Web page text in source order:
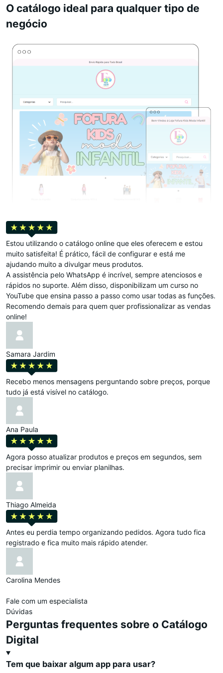
O catálogo ideal para qualquer tipo de
negócio
Estou utilizando o catálogo online que eles oferecem e estou
muito satisfeita! É prático, fácil de configurar e está me
ajudando muito a divulgar meus produtos.
A assistência pelo WhatsApp é incrível, sempre atenciosos e
rápidos no suporte. Além disso, disponibilizam um curso no
YouTube que ensina passo a passo como usar todas as funções.
Recomendo demais para quem quer profissionalizar as vendas
online!
Samara Jardim
Recebo menos mensagens perguntando sobre preços, porque
tudo já está visível no catálogo.
Ana Paula
Agora posso atualizar produtos e preços em segundos, sem
precisar imprimir ou enviar planilhas.
Thiago Almeida
Antes eu perdia tempo organizando pedidos. Agora tudo fica
registrado e fica muito mais rápido atender.
Carolina Mendes
Fale com um especialista
Dúvidas
Perguntas frequentes sobre o Catálogo
Digital
Tem que baixar algum app para usar?